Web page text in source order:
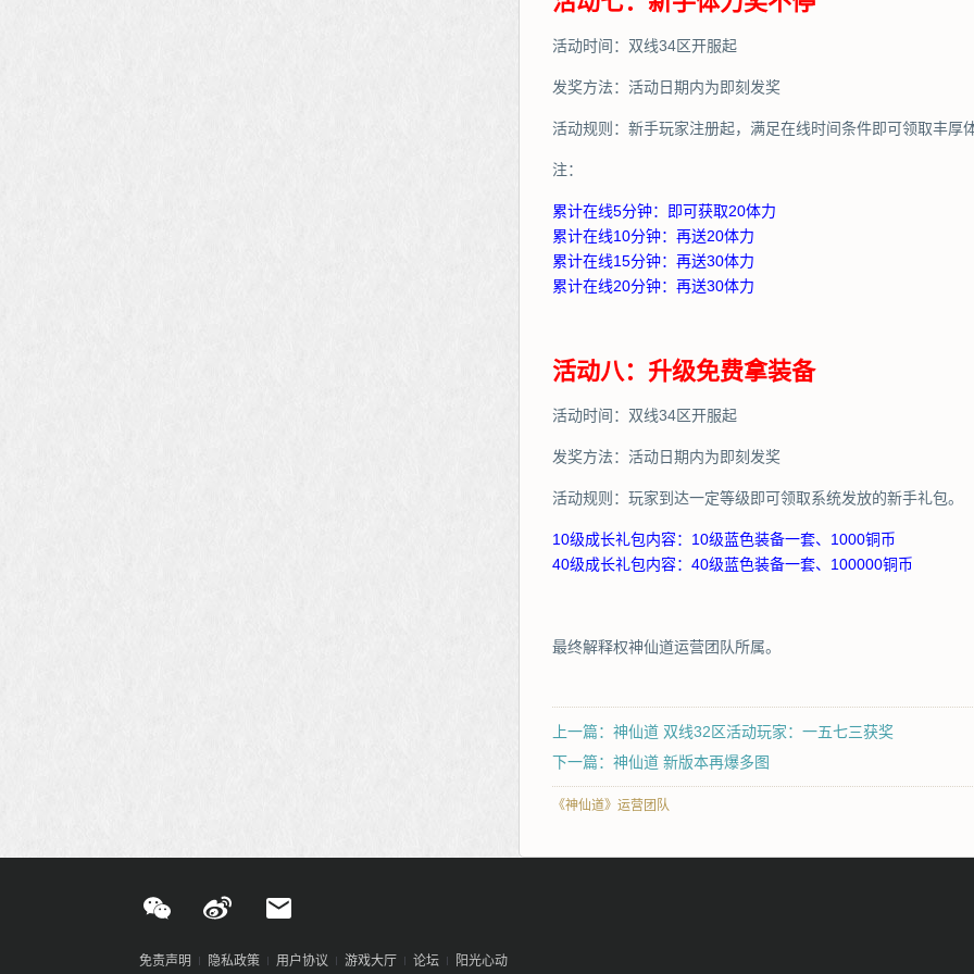
活动时间：双线34区开服起
发奖方法：活动日期内为即刻发奖
活动规则：新手玩家注册起，满足在线时间条件即可领取丰厚
注：
累计在线5分钟：即可获取20体力
累计在线10分钟：再送20体力
累计在线15分钟：再送30体力
累计在线20分钟：再送30体力
活动八：升级免费拿装备
活动时间：双线34区开服起
发奖方法：活动日期内为即刻发奖
活动规则：玩家到达一定等级即可领取系统发放的新手礼包。
10级成长礼包内容：10级蓝色装备一套、1000铜币
40级成长礼包内容：40级蓝色装备一套、100000铜币
最终解释权神仙道运营团队所属。
上一篇：神仙道 双线32区活动玩家：一五七三获奖
下一篇：神仙道 新版本再爆多图
《神仙道》运营团队
免责声明 隐私政策 用户协议 游戏大厅 论坛 阳光心动